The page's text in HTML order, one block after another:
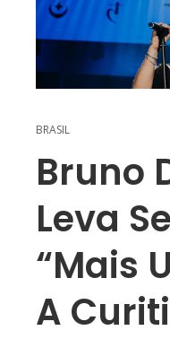
BRASIL
Bruno
Leva
“Mais
A